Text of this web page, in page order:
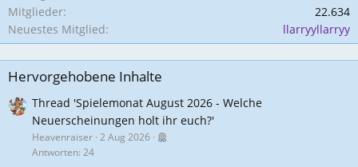
Mitglieder
22.634
Neuestes Mitglied
llarryyllarryy
Hervorgehobene Inhalte
Thread 'Spielemonat August 2026 - Welche
Neuerscheinungen holt ihr euch?'
Heavenraiser 2 Aug 2026
Antworten: 24